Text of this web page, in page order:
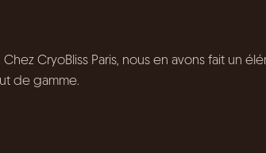
CryoBliss Paris, nous en avons fait un
de gamme.